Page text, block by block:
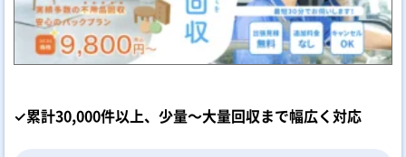
✓累計30,000件以上、少量～大量回収まで幅広く対応